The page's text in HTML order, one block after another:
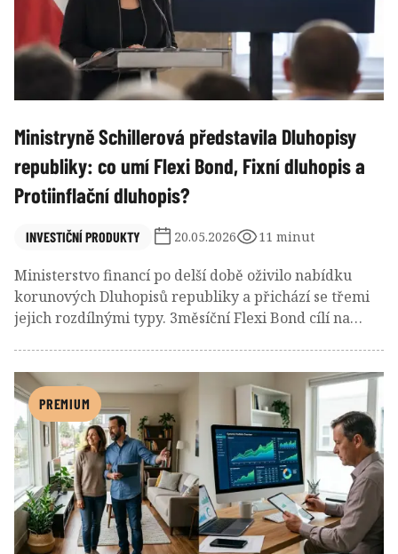
propad hlavních akciových indexů.
Ministryně Schillerová představila Dluhopisy
republiky: co umí Flexi Bond, Fixní dluhopis a
Protiinflační dluhopis?
INVESTIČNÍ PRODUKTY 20.05.2026 11 minut
Ministerstvo financí po delší době oživilo nabídku
korunových Dluhopisů republiky a přichází se třemi
jejich rozdílnými typy. 3měsíční Flexi Bond cílí na
dluhopis chrání kupní sílu vložených úspor. Všechny
mají na rozdíl od vkladových účtů osvobozeny
úrokové výnosy od daně z příjmů. Jejich relativní
atraktivnost závisí na budoucím vývoji korunových
úrokových sazeb a tuzemské inflace.
PREMIUM